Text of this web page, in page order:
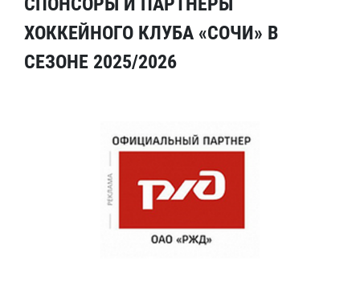
ХОККЕЙНОГО КЛУБА «СОЧИ» В
СЕЗОНЕ 2025/2026